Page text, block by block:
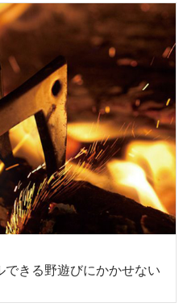
きる野遊びにかかせない